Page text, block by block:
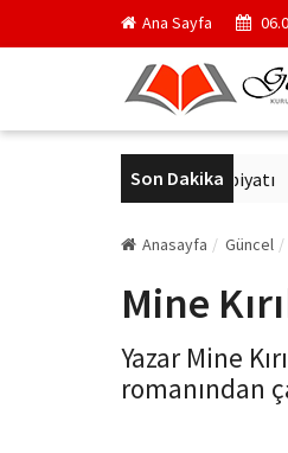
Ana Sayfa
Son Dakika
Modern Alman Edebiyatı
Anasayfa Güncel
Mine
Yazar Mine
romanından